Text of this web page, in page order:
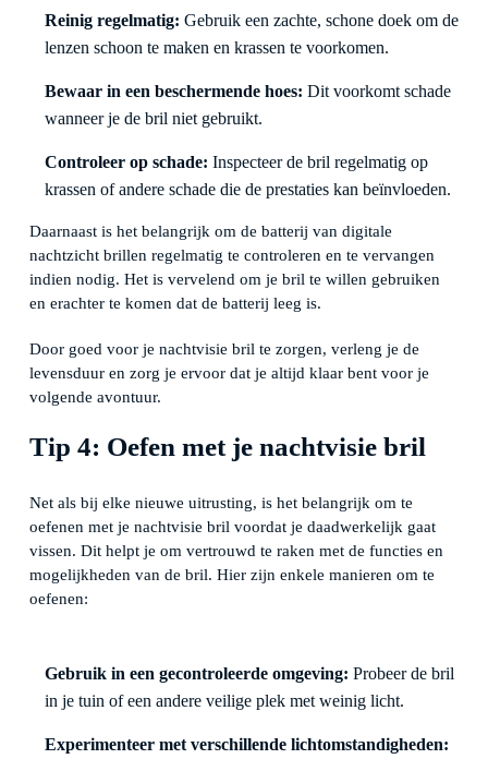
Reinig regelmatig: Gebruik een zachte, schone doek om de
lenzen schoon te maken en krassen te voorkomen.
Bewaar in een beschermende hoes: Dit voorkomt schade
wanneer je de bril niet gebruikt.
Controleer op schade: Inspecteer de bril regelmatig op
krassen of andere schade die de prestaties kan beïnvloeden.
Daarnaast is het belangrijk om de batterij van digitale
nachtzicht brillen regelmatig te controleren en te vervangen
indien nodig. Het is vervelend om je bril te willen gebruiken
en erachter te komen dat de batterij leeg is.
Door goed voor je nachtvisie bril te zorgen, verleng je de
levensduur en zorg je ervoor dat je altijd klaar bent voor je
volgende avontuur.
Tip 4: Oefen met je nachtvisie bril
Net als bij elke nieuwe uitrusting, is het belangrijk om te
oefenen met je nachtvisie bril voordat je daadwerkelijk gaat
vissen. Dit helpt je om vertrouwd te raken met de functies en
mogelijkheden van de bril. Hier zijn enkele manieren om te
oefenen:
Gebruik in een gecontroleerde omgeving: Probeer de bril
in je tuin of een andere veilige plek met weinig licht.
Experimenteer met verschillende lichtomstandigheden: